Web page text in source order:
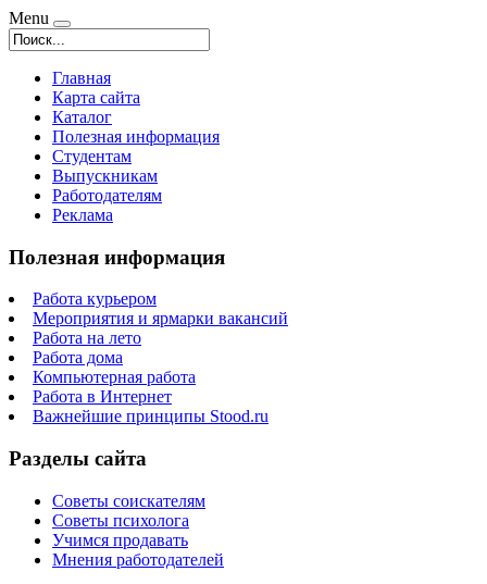
Menu
Главная
Карта сайта
Каталог
Полезная информация
Студентам
Выпускникам
Работодателям
Реклама
Полезная информация
Работа курьером
Мероприятия и ярмарки вакансий
Работа на лето
Работа дома
Компьютерная работа
Работа в Интернет
Важнейшие принципы Stood.ru
Разделы сайта
Советы соискателям
Советы психолога
Учимся продавать
Мнения работодателей